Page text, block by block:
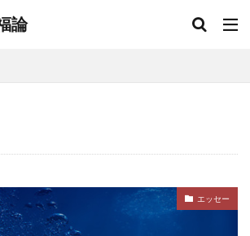
論
エッセー